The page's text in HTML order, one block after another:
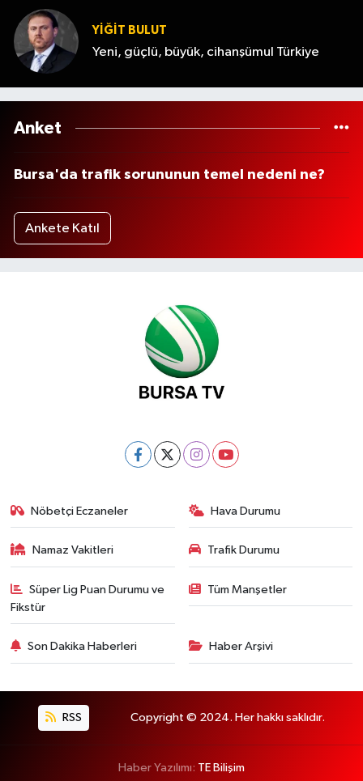
YİĞİT BULUT
Yeni, güçlü, büyük, cihanşümul Türkiye
Anket
Bursa'da trafik sorununun temel nedeni ne?
Ankete Katıl
Nöbetçi Eczaneler Hava Durumu
Namaz Vakitleri Trafik Durumu
Süper Lig Puan Durumu ve
Fikstür
Tüm Manşetler
Son Dakika Haberleri Haber Arşivi
RSS Copyright © 2024. Her hakkı saklıdır.
Haber Yazılımı: TE Bilişim